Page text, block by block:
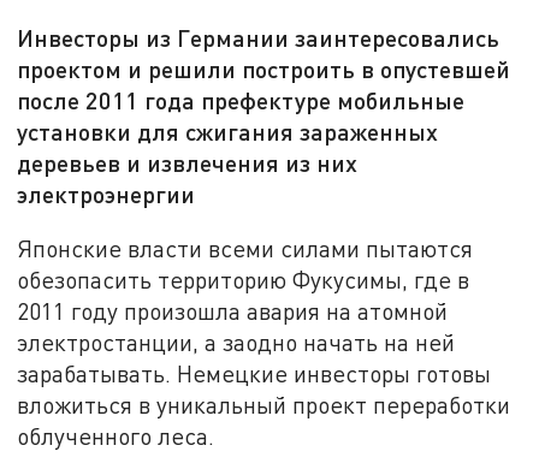
Инвесторы из Германии заинтересовались
проектом и решили построить в опустевшей
после 2011 года префектуре мобильные
установки для сжигания зараженных
деревьев и извлечения из них
электроэнергии
Японские власти всеми силами пытаются
обезопасить территорию Фукусимы, где в
2011 году произошла авария на атомной
электростанции, а заодно начать на ней
зарабатывать. Немецкие инвесторы готовы
вложиться в уникальный проект переработки
облученного леса.